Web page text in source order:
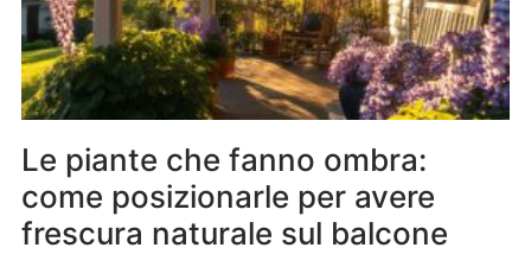
Le piante che fanno ombra:
come posizionarle per avere
frescura naturale sul balcone